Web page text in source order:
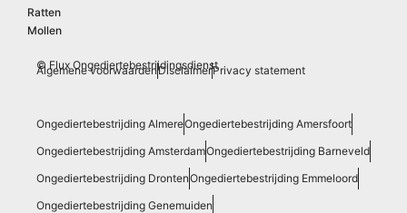
Ratten
Mollen
© Flux Ongediertebestrijdingsdienst
Algemene voorwaardenDisclaimerPrivacy statement
Ongediertebestrijding AlmereOngediertebestrijding Amersfoort
Ongediertebestrijding AmsterdamOngediertebestrijding Barneveld
Ongediertebestrijding DrontenOngediertebestrijding Emmeloord
Ongediertebestrijding Genemuiden